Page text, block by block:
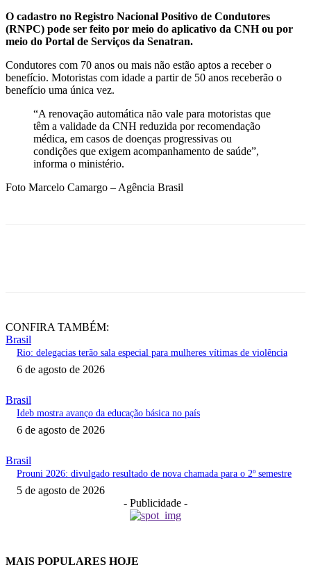
O cadastro no Registro Nacional Positivo de Condutores
(RNPC) pode ser feito por meio do aplicativo da CNH ou por
meio do Portal de Serviços da Senatran.
Condutores com 70 anos ou mais não estão aptos a receber o
benefício. Motoristas com idade a partir de 50 anos receberão o
benefício uma única vez.
“A renovação automática não vale para motoristas que
têm a validade da CNH reduzida por recomendação
médica, em casos de doenças progressivas ou
condições que exigem acompanhamento de saúde”,
informa o ministério.
Foto Marcelo Camargo – Agência Brasil
CONFIRA TAMBÉM:
Brasil
Rio: delegacias terão sala especial para mulheres vítimas de violência
6 de agosto de 2026
Brasil
Ideb mostra avanço da educação básica no país
6 de agosto de 2026
Brasil
Prouni 2026: divulgado resultado de nova chamada para o 2º semestre
5 de agosto de 2026
- Publicidade -
MAIS POPULARES HOJE